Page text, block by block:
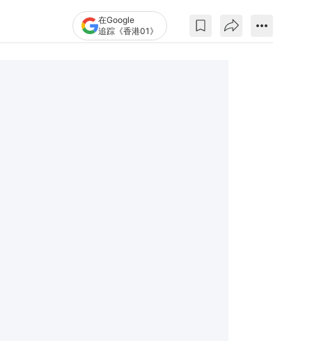
在Google
追踪《香港01》